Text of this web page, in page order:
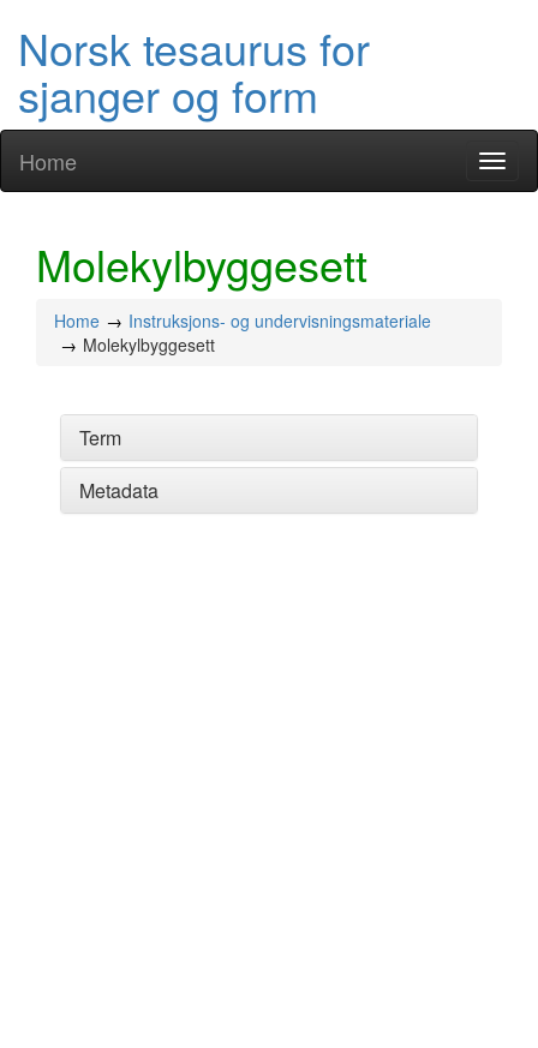
Norsk tesaurus for
sjanger og form
Home
Molekylbyggesett
Home
Instruksjons- og undervisningsmateriale
Molekylbyggesett
Term
Metadata